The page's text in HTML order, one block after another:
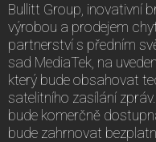
Bullitt Group, inovativní
výrobou a prodejem
partnerství s předním
sad MediaTek, na
který bude obsahovat
satelitního zasílání
bude komerčně
bude zahrnovat